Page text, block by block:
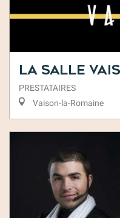
La Salle
PRESTATAIRES
Vaison-la-Romaine